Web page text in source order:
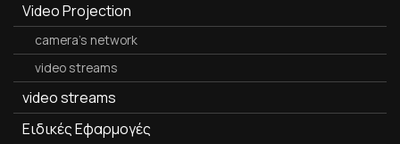
Video Projection
camera's network
video streams
video streams
Ειδικές Εφαρμογές